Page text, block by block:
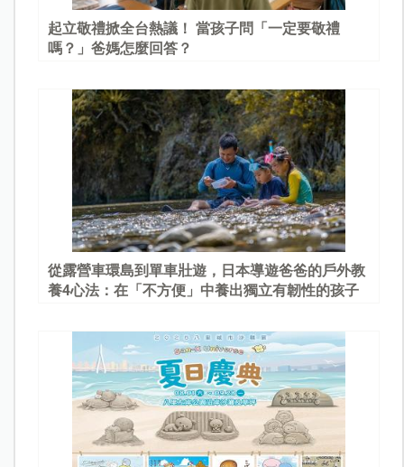
起立敬禮掀全台熱議！ 當孩子問「一定要敬禮
嗎？」爸媽怎麼回答？
從露營車環島到單車壯遊，日本導遊爸爸的戶外教
養4心法：在「不方便」中養出獨立有韌性的孩子